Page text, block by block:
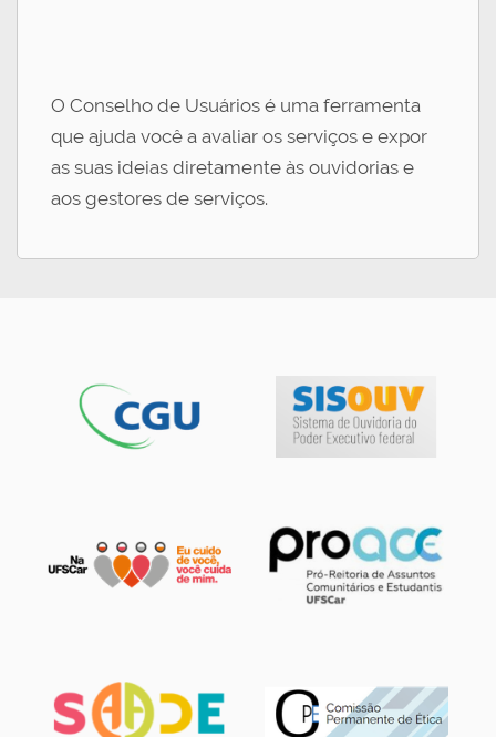
O Conselho de Usuários é uma ferramenta
que ajuda você a avaliar os serviços e expor
as suas ideias diretamente às ouvidorias e
aos gestores de serviços.